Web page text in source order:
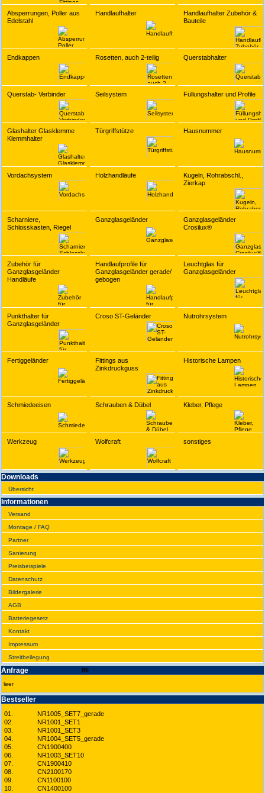
Absperrungen, Poller aus
Edelstahl
Handlaufhalter
Handlaufhalter Zubehör &
Bauteile
Endkappen Rosetten, auch 2-teilig Querstabhalter
Querstab- Verbinder Seilsystem Füllungshalter und Profile
Glashalter Glasklemme
Klemmhalter
Türgriffstütze Hausnummer
Vordachsystem Holzhandläufe
Kugeln, Rohrabschl.,
Zierkap
Scharniere,
Schlosskasten, Riegel
Ganzglasgeländer
Ganzglasgeländer
Crosilux®
Zubehör für
Ganzglasgeländer
Handläufe
Handlaufprofile für
Ganzglasgeländer gerade/
gebogen
Leuchtglas für
Ganzglasgeländer
Punkthalter für
Ganzglasgeländer
Croso ST-Geländer Nutrohrsystem
Fertiggeländer
Fittings aus
Zinkdruckguss
Historische Lampen
Schmiedeeisen Schrauben & Dübel Kleber, Pflege
Werkzeug Wolfcraft sonstiges
Downloads
Übersicht
Infor­ma­tionen
Versand
Montage / FAQ
Partner
Sanie­rung
Preis­beispiele
Daten­schutz
Bilder­galerie
AGB
Batte­rie­gesetz
Kontakt
Impres­sum
Streit­bei­legung
Anfrage
leer
Best­seller
01.
NR1005_SET7_gerade
02.
NR1001_SET1
03.
NR1001_SET3
04.
NR1004_SET5_gerade
05.
CN1900400
06.
NR1003_SET10
07.
CN1900410
08.
CN2100170
09.
CN1100100
10.
CN1400100